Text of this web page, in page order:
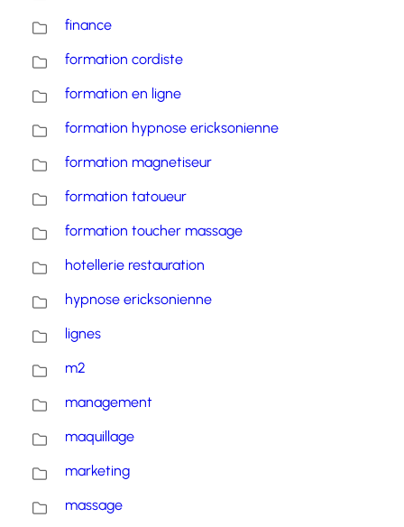
finance
formation cordiste
formation en ligne
formation hypnose ericksonienne
formation magnetiseur
formation tatoueur
formation toucher massage
hotellerie restauration
hypnose ericksonienne
lignes
m2
management
maquillage
marketing
massage